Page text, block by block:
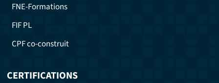
CERTIFICATIONS
FNE-Formations
FIF PL
CPF co-construit